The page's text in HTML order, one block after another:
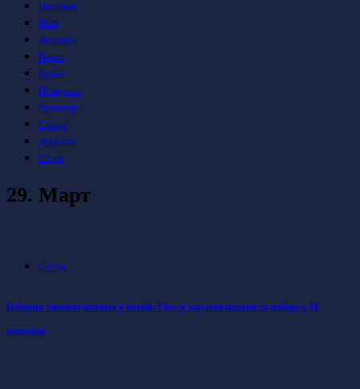
Насловна
Ниш
Лесковац
Пирот
Врање
Прокупље
Најновије
Србија
Друштво
Спорт
29. Март
Србија
Изборна тишина почиње у поноћ: Ово су кључни подаци за изборе у 10
општина